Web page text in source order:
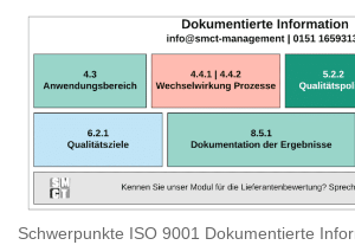
Schwerpunkte ISO 9001 Dokumentierte